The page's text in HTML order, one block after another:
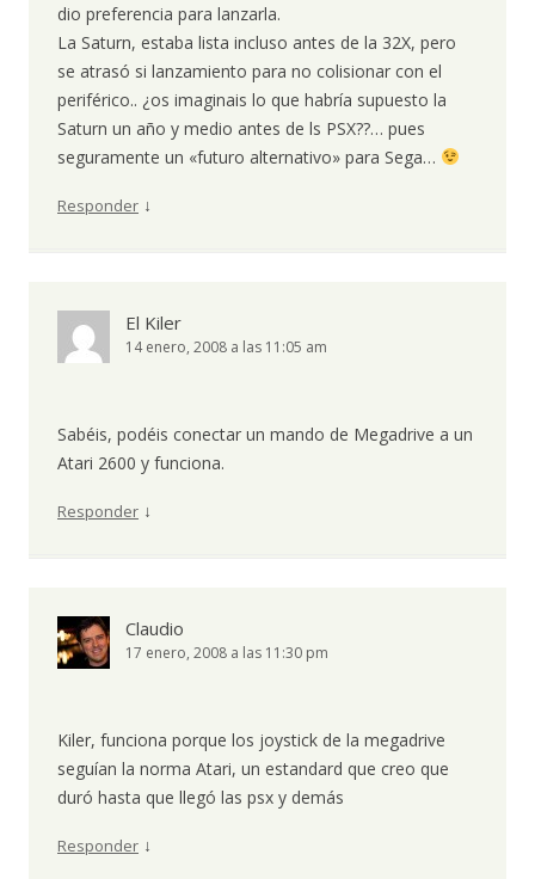
dio preferencia para lanzarla.
La Saturn, estaba lista incluso antes de la 32X, pero
se atrasó si lanzamiento para no colisionar con el
periférico.. ¿os imaginais lo que habría supuesto la
Saturn un año y medio antes de ls PSX??… pues
seguramente un «futuro alternativo» para Sega…
Responder ↓
El Kiler
14 enero, 2008 a las 11:05 am
Sabéis, podéis conectar un mando de Megadrive a un
Atari 2600 y funciona.
Responder ↓
Claudio
17 enero, 2008 a las 11:30 pm
Kiler, funciona porque los joystick de la megadrive
seguían la norma Atari, un estandard que creo que
duró hasta que llegó las psx y demás
Responder ↓